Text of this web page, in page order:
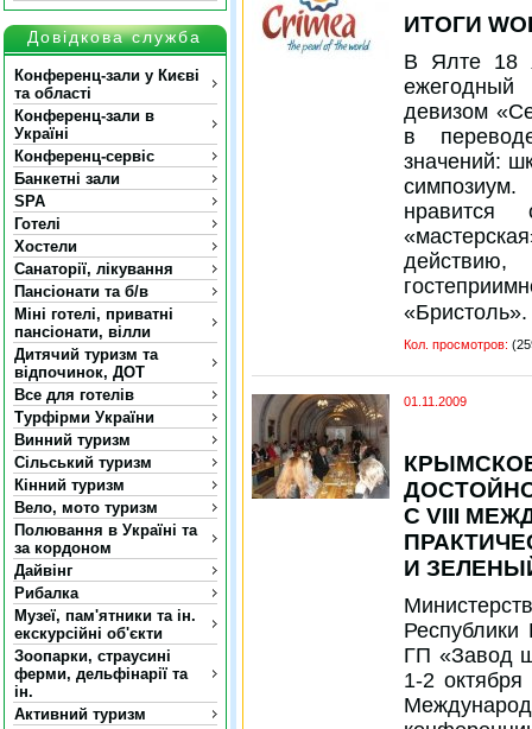
Довідкова служба
Конференц-зали у Києві
та області
Конференц-зали в
Україні
Конференц-сервіс
Банкетні зали
SPA
Готелі
Хостели
Санаторії, лікування
Пансіонати та б/в
Міні готелі, приватні
пансіонати, вілли
Дитячий туризм та
відпочинок, ДОТ
Все для готелів
Турфірми України
Винний туризм
Сільський туризм
Кінний туризм
Вело, мото туризм
Полювання в Україні та
за кордоном
Дайвінг
Рибалка
Музеї, пам'ятники та ін.
екскурсійні об'єкти
Зоопарки, страусині
ферми, дельфінарії та
ін.
Активний туризм
ИТОГИ
В Ялте 18
девизом
в
значений:
нравится
«Бристоль».
Кол. просмотров:
01.11.2009
С VIII
И
ГП «Завод
1-2